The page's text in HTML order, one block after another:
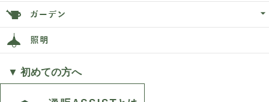
▼ 初めての方へ